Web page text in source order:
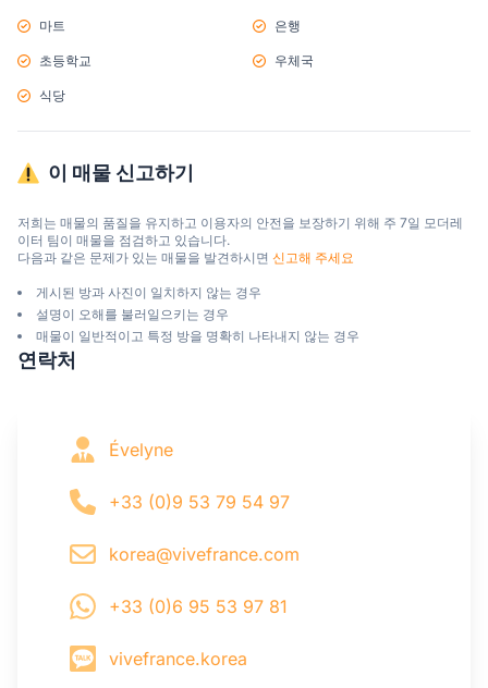
마트 은행
초등학교 우체국
식당
이 매물 신고하기
저희는 매물의 품질을 유지하고 이용자의 안전을 보장하기 위해 주 7일 모더레
이터 팀이 매물을 점검하고 있습니다.
다음과 같은 문제가 있는 매물을 발견하시면 신고해 주세요
게시된 방과 사진이 일치하지 않는 경우
설명이 오해를 불러일으키는 경우
매물이 일반적이고 특정 방을 명확히 나타내지 않는 경우
연락처
Évelyne
+33 (0)9 53 79 54 97
korea@vivefrance.com
+33 (0)6 95 53 97 81
vivefrance.korea